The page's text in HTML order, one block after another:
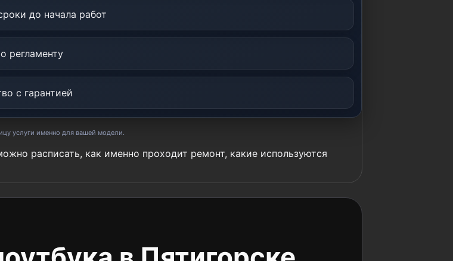
до начала работ
регламенту
с гарантией
услуги именно для вашей модели.
расписать, как именно проходит ремонт, какие используются